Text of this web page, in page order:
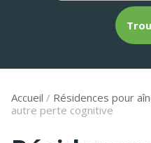
Accueil / Résidences pour
autre perte cognitive